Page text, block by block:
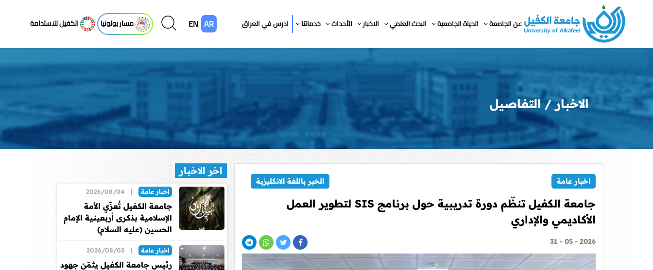
عن الجامعة الحياة الجامعية البحث العلمي الاخبار الأحداث خدماتنا ادرس في العراق AR
EN مسار بولونيا الكفيل للاستدامة
الاخبار التفاصيل
اخبار عامة الخبر باللغة الانكليزية
جامعة الكفيل تنظّم دورة تدريبية حول برنامج SIS لتطوير العمل
الأكاديمي والإداري
2026 - 05 - 31
اخر الاخبار
اخبار عامة |
2026/08/04
جامعة الكفيل تُعزّي الأمة
الإسلامية بذكرى أربعينية الإمام
الحسين (عليه السلام)
اخبار عامة |
2026/08/03
رئيس جامعة الكفيل يثمّن جهود